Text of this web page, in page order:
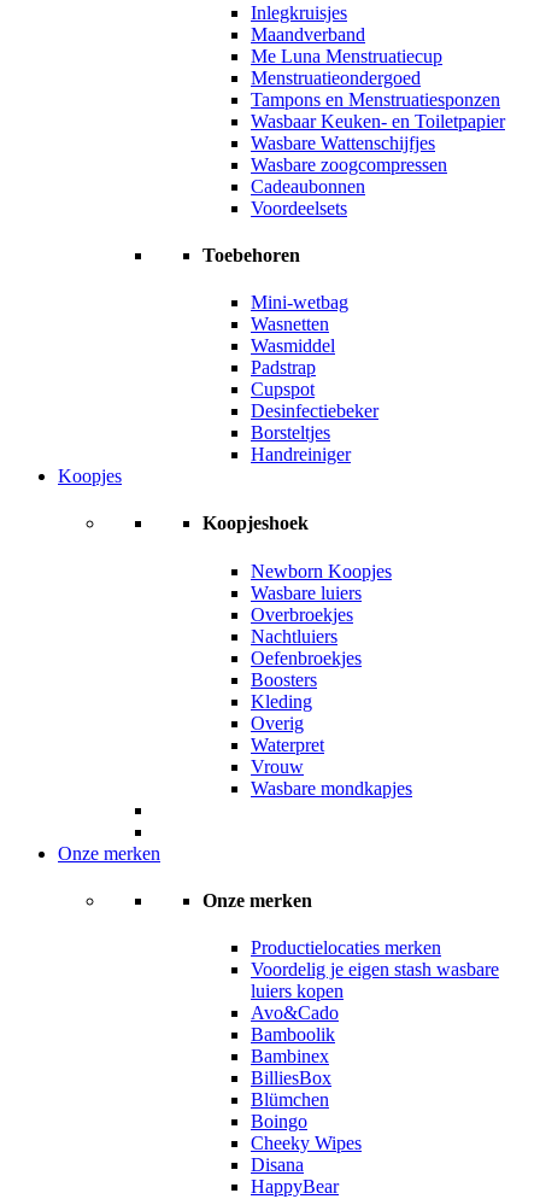
Inlegkruisjes
Maandverband
Me Luna Menstruatiecup
Menstruatieondergoed
Tampons en Menstruatiesponzen
Wasbaar Keuken- en Toiletpapier
Wasbare Wattenschijfjes
Wasbare zoogcompressen
Cadeaubonnen
Voordeelsets
Toebehoren
Mini-wetbag
Wasnetten
Wasmiddel
Padstrap
Cupspot
Desinfectiebeker
Borsteltjes
Handreiniger
Koopjes
Koopjeshoek
Newborn Koopjes
Wasbare luiers
Overbroekjes
Nachtluiers
Oefenbroekjes
Boosters
Kleding
Overig
Waterpret
Vrouw
Wasbare mondkapjes
Onze merken
Onze merken
Productielocaties merken
Voordelig je eigen stash wasbare
luiers kopen
Avo&Cado
Bamboolik
Bambinex
BilliesBox
Blümchen
Boingo
Cheeky Wipes
Disana
HappyBear